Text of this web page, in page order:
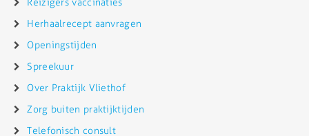
Reizigers vaccinaties
Herhaalrecept aanvragen
Openingstijden
Spreekuur
Over Praktijk Vliethof
Zorg buiten praktijktijden
Telefonisch consult